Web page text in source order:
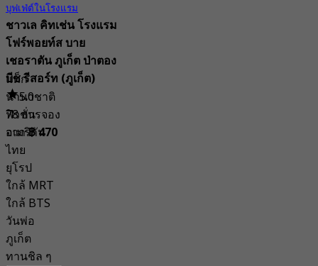
บุฟเฟ่ต์ในโรงแรม
ชาวเล คิทเช่น โรงแรม
โฟร์พอยท์ส บาย
เชอราตัน ภูเก็ต ป่าตอง
บีช รีสอร์ท (ภูเก็ต)
5.0
78 การจอง
จาก฿ 470
แท็ก
นานาชาติ
ฟิวชั่น
อเมริกัน
ไทย
ยุโรป
ใกล้ MRT
ใกล้ BTS
วันพ่อ
ภูเก็ต
ทานชิล ๆ